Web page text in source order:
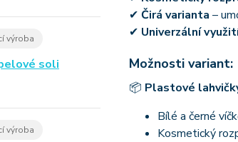
výroba
soli
výroba
✔ Čirá varianta –
✔ Univerzální
Možnosti variant:
📦 Plastové
Bílé a černé
Kosmetický